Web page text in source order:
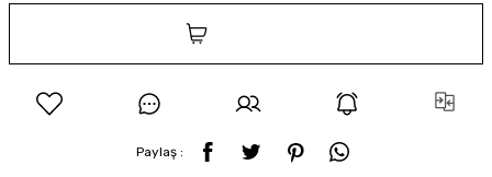
Paylaş :